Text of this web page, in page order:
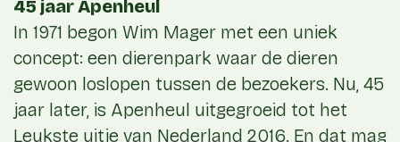
45 jaar Apenheul
In 1971 begon Wim Mager met een uniek
concept: een dierenpark waar de dieren
gewoon loslopen tussen de bezoekers. Nu, 45
jaar later, is Apenheul uitgegroeid tot het
Leukste uitje van Nederland 2016. En dat mag